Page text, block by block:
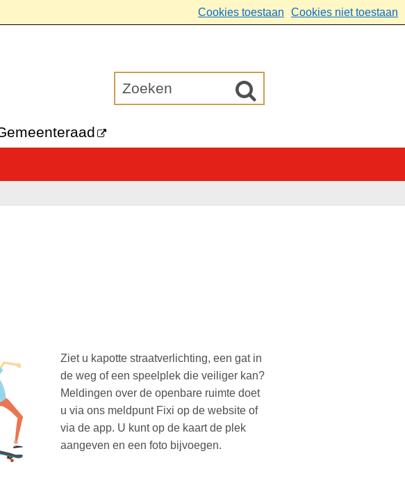
Cookies toestaan Cookies niet toestaan
Ziet u kapotte straatverlichting, een gat in
de weg of een speelplek die veiliger kan?
Meldingen over de openbare ruimte doet
u via ons meldpunt Fixi op de website of
via de app. U kunt op de kaart de plek
aangeven en een foto bijvoegen.